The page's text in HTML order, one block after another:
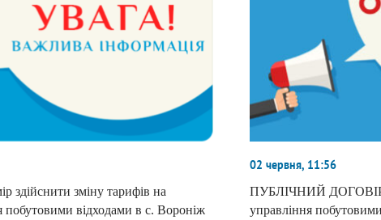
здійснити зміну тарифів на
побутовими відходами в с. Вороніж
02 червня, 11:56
ПУБЛІЧНИЙ ДОГОВІР
управління